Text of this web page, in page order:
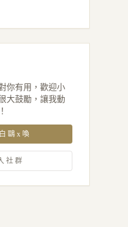
你有用，歡迎小
大鼓勵，讓我動
鷗x喚
社群